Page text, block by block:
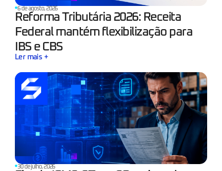
6 de agosto, 2026
Reforma Tributária 2026: Receita
Federal mantém flexibilização para
IBS e CBS
Ler mais +
30 de julho, 2026